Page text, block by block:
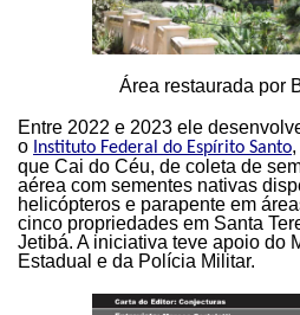
Área restaurada por
Entre 2022 e 2023 ele
o Instituto Federal do Espírito Santo
que Cai do Céu, de coleta de
aérea com sementes nativas
helicópteros e parapente em
cinco propriedades em Santa
Jetibá. A iniciativa teve apoio do
Estadual e da Polícia Militar.